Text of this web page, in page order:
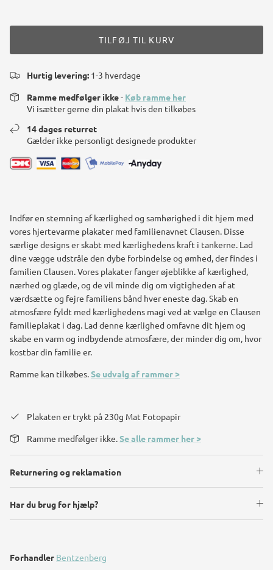
TILFØJ TIL KURV
Hurtig levering: 1-3 hverdage
Ramme medfølger ikke- Køb ramme her
Vi isætter gerne din plakat hvis den tilkøbes
14 dages returret
Gælder ikke personligt designede produkter
Indfør en stemning af kærlighed og samhørighed i dit hjem med
vores hjertevarme plakater med familienavnet Clausen. Disse
særlige designs er skabt med kærlighedens kraft i tankerne. Lad
dine vægge udstråle den dybe forbindelse og ømhed, der findes i
familien Clausen. Vores plakater fanger øjeblikke af kærlighed,
nærhed og glæde, og de vil minde dig om vigtigheden af at
værdsætte og fejre familiens bånd hver eneste dag. Skab en
atmosfære fyldt med kærlighedens magi ved at vælge en Clausen
familieplakat i dag. Lad denne kærlighed omfavne dit hjem og
skabe en varm og indbydende atmosfære, der minder dig om, hvor
kostbar din familie er.
Ramme kan tilkøbes.Se udvalg af rammer >
Plakaten er trykt på 230g Mat Fotopapir
Ramme medfølger ikke.Se alle rammer her >
Returnering og reklamation
Har du brug for hjælp?
Forhandler Bentzenberg